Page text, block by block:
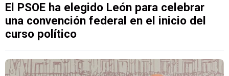
El PSOE ha elegido León para celebrar
una convención federal en el inicio del
curso político